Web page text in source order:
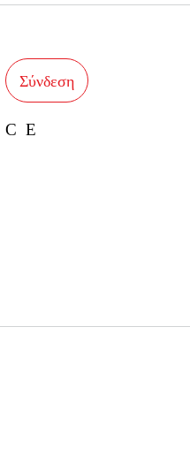
Σύνδεση
facebook